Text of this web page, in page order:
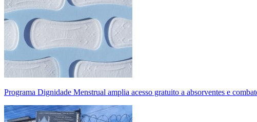
Programa Dignidade Menstrual amplia acesso gratuito a absorventes e